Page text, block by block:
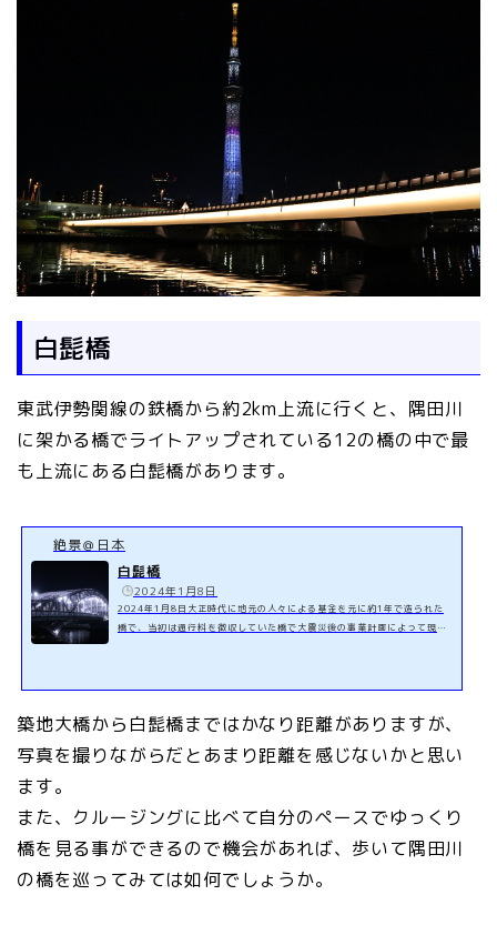
白髭橋
東武伊勢関線の鉄橋から約2km上流に行くと、隅田川
に架かる橋でライトアップされている12の橋の中で最
も上流にある白髭橋があります。
絶景＠日本
白髭橋
2024年1月8日
2024年1月8日大正時代に地元の人々による基金を元に約1年で造られた
橋で、当初は通行料を徴収していた橋で大震災後の事業計画によって現在
築地大橋から白髭橋まではかなり距離がありますが、
写真を撮りながらだとあまり距離を感じないかと思い
ます。
また、クルージングに比べて自分のペースでゆっくり
橋を見る事ができるので機会があれば、歩いて隅田川
の橋を巡ってみては如何でしょうか。